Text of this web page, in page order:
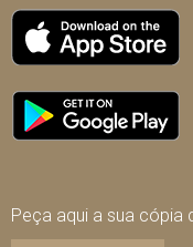
Peça aqui a sua cópia